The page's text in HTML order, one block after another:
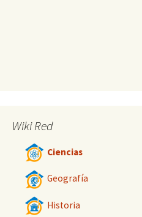
Wiki Red
Ciencias
Geografía
Historia